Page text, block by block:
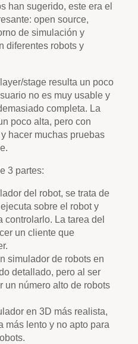
han sugerido, este era el
open source,
de simulación y
diferentes robots y
stage resulta un poco
no es muy usable y
completa. La
poco alta, pero con
hacer muchas pruebas
3 partes:
del robot, se trata de
sobre el robot y
controlarlo. La tarea del
un cliente que
simulador de robots en
detallado, pero al ser
un número alto de robots
en 3D más realista,
más lento y no apto para